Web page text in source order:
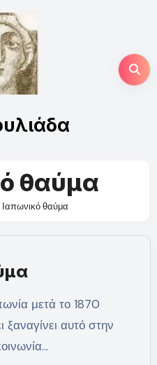
θαύμα
Ιαπωνικό θαύμα
αυτό στην